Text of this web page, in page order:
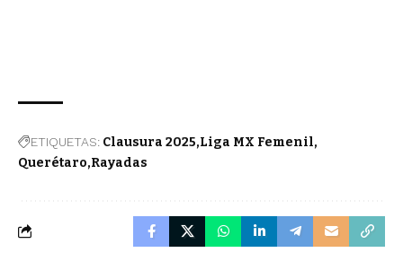
ETIQUETAS: Clausura 2025 Liga MX Femenil
Querétaro Rayadas